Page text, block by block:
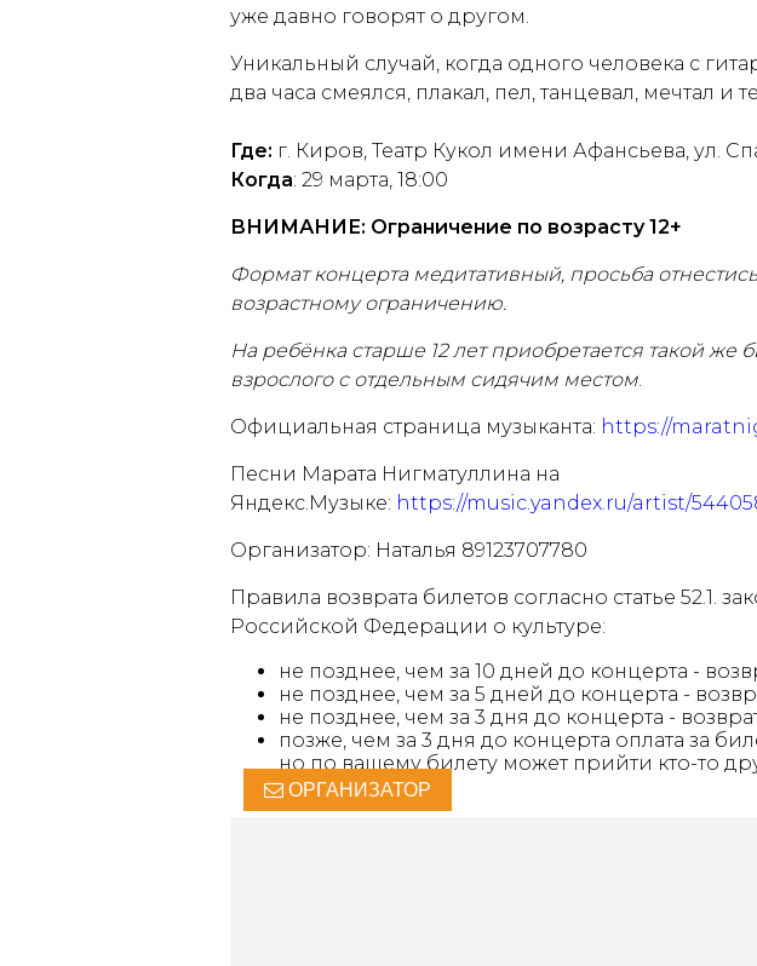
уже давно говорят о другом.
Уникальный случай, когда одного человека с
два часа смеялся, плакал, пел, танцевал, мечтал и
Где: г. Киров, Театр Кукол имени Афансьева, ул.
Когда: 29 марта, 18:00
ВНИМАНИЕ: Ограничение по возрасту 12+
Формат концерта медитативный, просьба
возрастному ограничению.
На ребёнка старше 12 лет приобретается такой же
взрослого с отдельным сидячим местом.
Официальная страница музыканта: https://
Песни Марата Нигматуллина на
Яндекс.Музыке: https://music.yandex.ru/artist/
Организатор: Наталья 89123707780
Правила возврата билетов согласно статье 52.1.
Российской Федерации о культуре:
не позднее, чем за 10 дней до концерта -
не позднее, чем за 5 дней до концерта -
не позднее, чем за 3 дня до концерта -
позже, чем за 3 дня до концерта оплата за
но по вашему билету может прийти кто-то
ОРГАНИЗАТОР